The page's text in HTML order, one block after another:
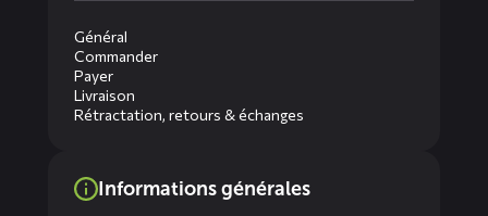
Général
Commander
Payer
Livraison
Rétractation, retours & échanges
Informations générales